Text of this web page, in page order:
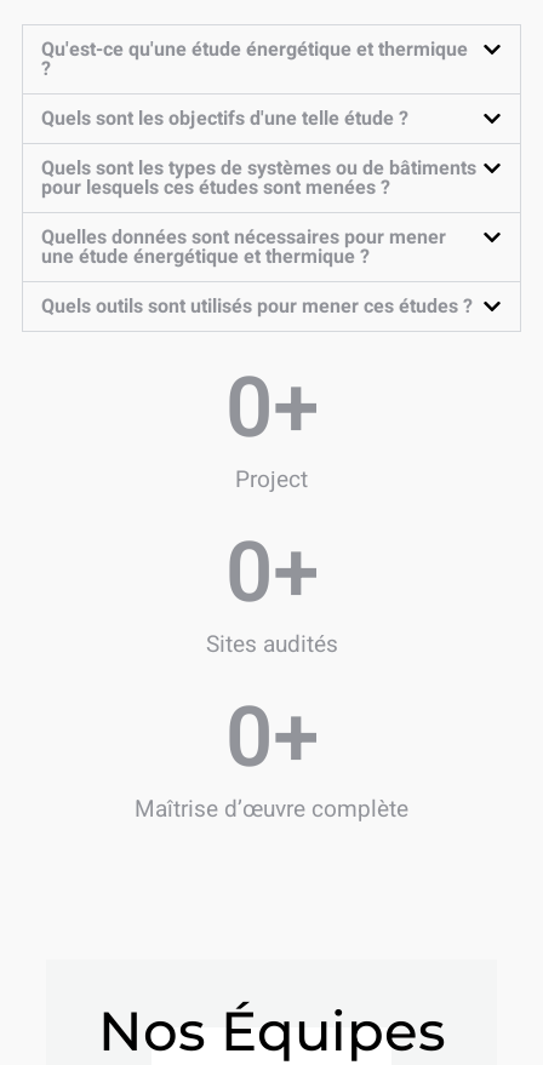
Qu'est-ce qu'une étude énergétique et thermique
?
Quels sont les objectifs d'une telle étude ?
Quels sont les types de systèmes ou de bâtiments
pour lesquels ces études sont menées ?
Quelles données sont nécessaires pour mener
une étude énergétique et thermique ?
Quels outils sont utilisés pour mener ces études ?
Project
0+
Sites audités
0+
Maîtrise d’œuvre complète
0+
Nos Équipes